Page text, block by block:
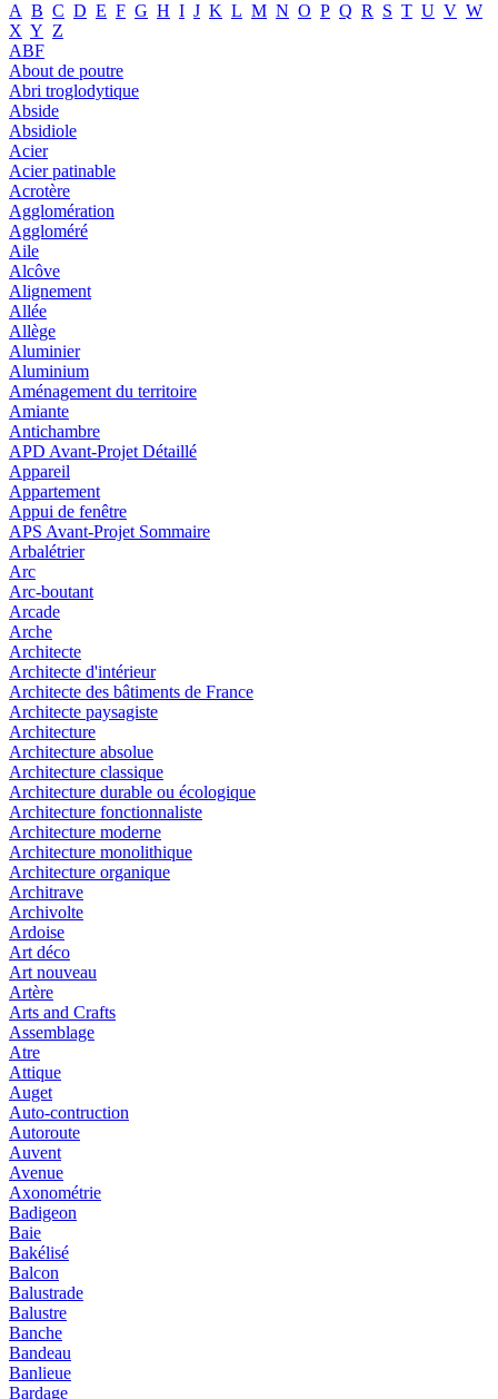
A B C D E F G H I J K L M N O P Q R S T U V W
X Y Z
ABF
About de poutre
Abri troglodytique
Abside
Absidiole
Acier
Acier patinable
Acrotère
Agglomération
Aggloméré
Aile
Alcôve
Alignement
Allée
Allège
Aluminier
Aluminium
Aménagement du territoire
Amiante
Antichambre
APD Avant-Projet Détaillé
Appareil
Appartement
Appui de fenêtre
APS Avant-Projet Sommaire
Arbalétrier
Arc
Arc-boutant
Arcade
Arche
Architecte
Architecte d'intérieur
Architecte des bâtiments de France
Architecte paysagiste
Architecture
Architecture absolue
Architecture classique
Architecture durable ou écologique
Architecture fonctionnaliste
Architecture moderne
Architecture monolithique
Architecture organique
Architrave
Archivolte
Ardoise
Art déco
Art nouveau
Artère
Arts and Crafts
Assemblage
Atre
Attique
Auget
Auto-contruction
Autoroute
Auvent
Avenue
Axonométrie
Badigeon
Baie
Bakélisé
Balcon
Balustrade
Balustre
Banche
Bandeau
Banlieue
Bardage